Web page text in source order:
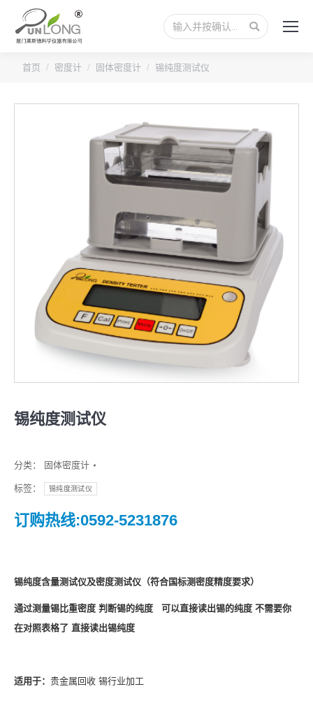
搜
索：
首页 密度计 固体密度计 锡纯度测试仪
锡纯度测试仪
分类： 固体密度计
标签： 锡纯度测试仪
订购热线:0592-5231876
锡纯度含量测试仪及密度测试仪（符合国标测密度精度要求）
通过测量锡比重密度 判断锡的纯度 可以直接读出锡的纯度 不需要你
在对照表格了 直接读出锡纯度
适用于： 贵金属回收 锡行业加工